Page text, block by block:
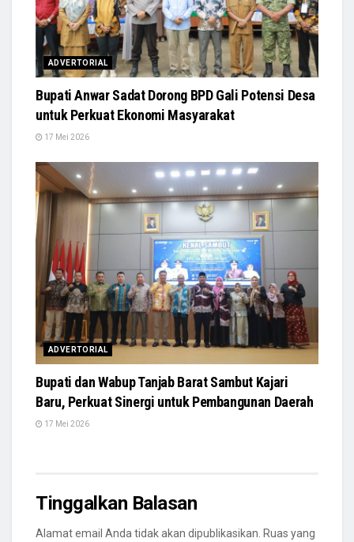
ADVERTORIAL
Bupati Anwar Sadat Dorong BPD Gali Potensi Desa
untuk Perkuat Ekonomi Masyarakat
17 Mei 2026
ADVERTORIAL
Bupati dan Wabup Tanjab Barat Sambut Kajari
Baru, Perkuat Sinergi untuk Pembangunan Daerah
17 Mei 2026
Tinggalkan Balasan
Alamat email Anda tidak akan dipublikasikan. Ruas yang